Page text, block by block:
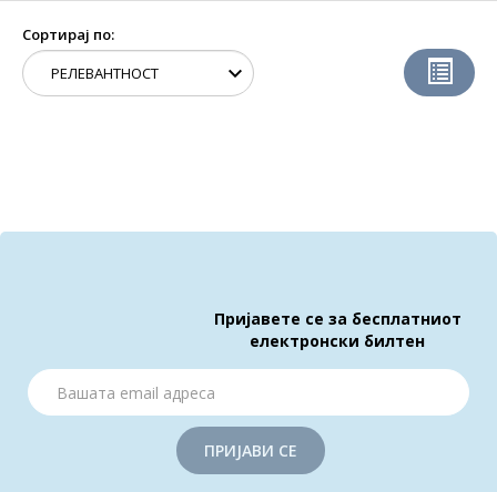
Сортирај по:
Пријавете се за бесплатниот
електронски билтен
ПРИЈАВИ СЕ